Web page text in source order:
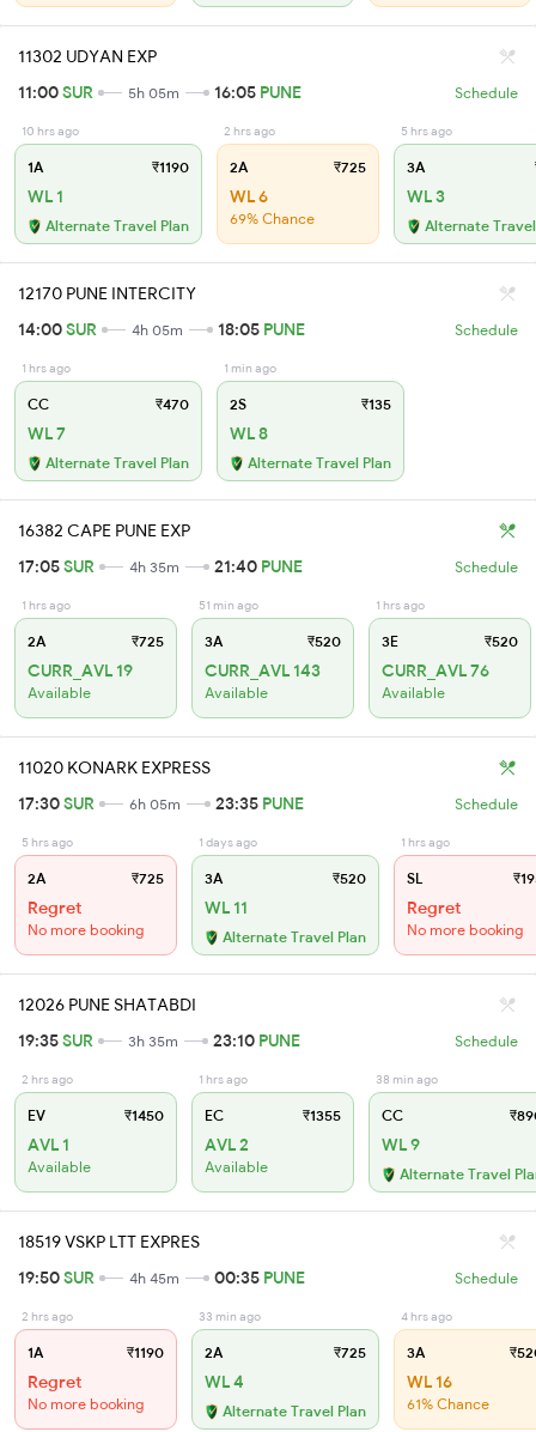
11302 UDYAN EXP
11:00SUR 5h 05m 16:05 PUNE Schedule
10 hrs ago
1A ₹1190
WL 1
Alternate Travel Plan
2 hrs ago
2A ₹725
WL 6
69% Chance
5 hrs ago
3A
WL 3
Alternate
12170 PUNE INTERCITY
14:00SUR 4h 05m 18:05 PUNE Schedule
1 hrs ago
CC ₹470
WL 7
Alternate Travel Plan
1 min ago
2S ₹135
WL 8
Alternate Travel Plan
16382 CAPE PUNE EXP
17:05SUR 4h 35m 21:40 PUNE Schedule
1 hrs ago
2A ₹725
CURR_AVL 19
Available
51 min ago
3A ₹520
CURR_AVL 143
Available
1 hrs ago
3E ₹520
CURR_AVL 76
Available
11020 KONARK EXPRESS
17:30SUR 6h 05m 23:35 PUNE Schedule
5 hrs ago
2A ₹725
Regret
No more booking
1 days ago
3A ₹520
WL 11
Alternate Travel Plan
1 hrs ago
SL
Regret
No more booking
12026 PUNE SHATABDI
19:35SUR 3h 35m 23:10 PUNE Schedule
2 hrs ago
EV ₹1450
AVL 1
Available
1 hrs ago
EC ₹1355
AVL 2
Available
38 min ago
CC
WL 9
Alternate Travel
18519 VSKP LTT EXPRES
19:50SUR 4h 45m 00:35 PUNE Schedule
2 hrs ago
1A ₹1190
Regret
No more booking
33 min ago
2A ₹725
WL 4
Alternate Travel Plan
4 hrs ago
3A
WL 16
61% Chance